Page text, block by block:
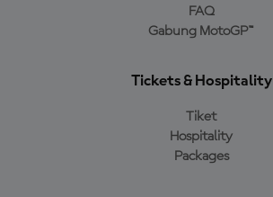
FAQ
Gabung MotoGP™
Tickets & Hospitality
Tiket
Hospitality
Packages